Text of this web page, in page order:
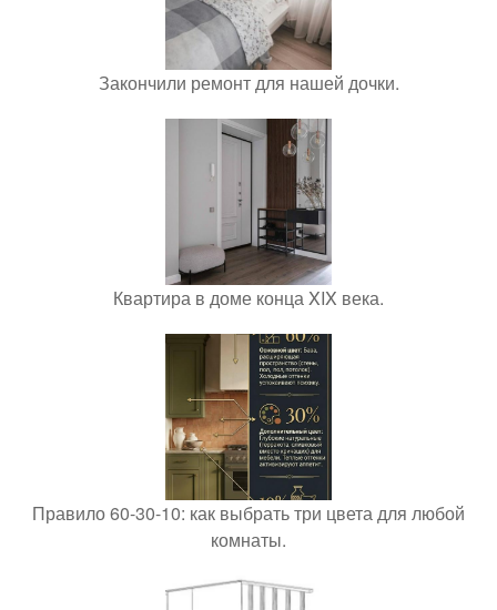
Закончили ремонт для нашей дочки.
Квартира в доме конца XIX века.
Правило 60-30-10: как выбрать три цвета для любой
комнаты.